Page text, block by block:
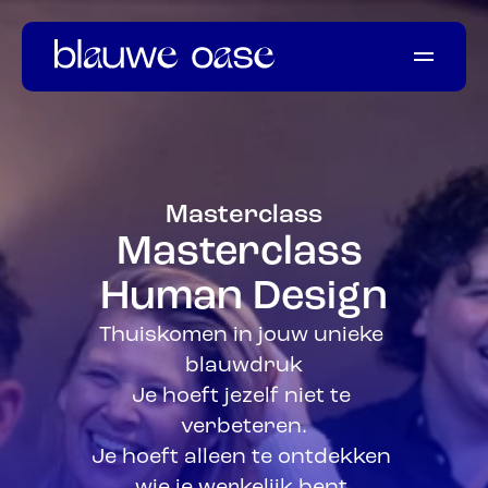
Informatie
Ervaringen
Masterclass
Masterclass
Human Design
Thuiskomen in jouw unieke
blauwdruk
Je hoeft jezelf niet te
verbeteren.
Je hoeft alleen te ontdekken